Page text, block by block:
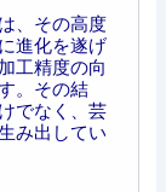
、その高度
進化を遂げ
工精度の向
。その結
でなく、芸
み出してい